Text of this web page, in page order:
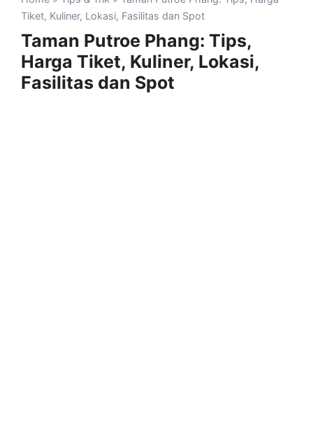
Tiket, Kuliner, Lokasi, Fasilitas dan Spot
Taman Putroe Phang: Tips,
Harga Tiket, Kuliner, Lokasi,
Fasilitas dan Spot